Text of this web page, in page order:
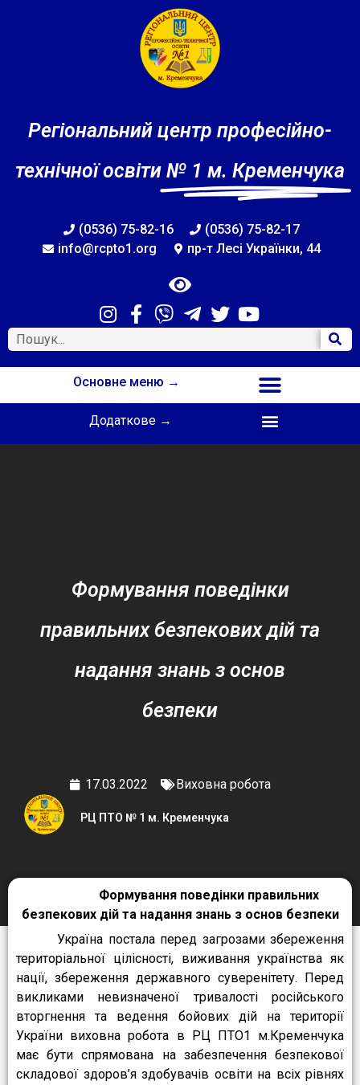
Регіональний центр професійно-
технічної освіти № 1 м. Кременчука
(0536) 75-82-16
(0536) 75-82-17
info@rcpto1.org
пр-т Лесі Українки, 44
Основне меню →
Додаткове →
Формування поведінки
правильних безпекових дій та
надання знань з основ
безпеки
17.03.2022 Виховна робота
РЦ ПТО № 1 м. Кременчука
Формування поведінки правильних
безпекових дій та надання знань з основ безпеки
Україна постала перед загрозами збереження
територіальної цілісності, виживання українства як
нації, збереження державного суверенітету. Перед
викликами невизначеної тривалості російського
вторгнення та ведення бойових дій на території
України виховна робота в РЦ ПТО1 м.Кременчука
має бути спрямована на забезпечення безпекової
складової здоров’я здобувачів освіти на всіх рівнях